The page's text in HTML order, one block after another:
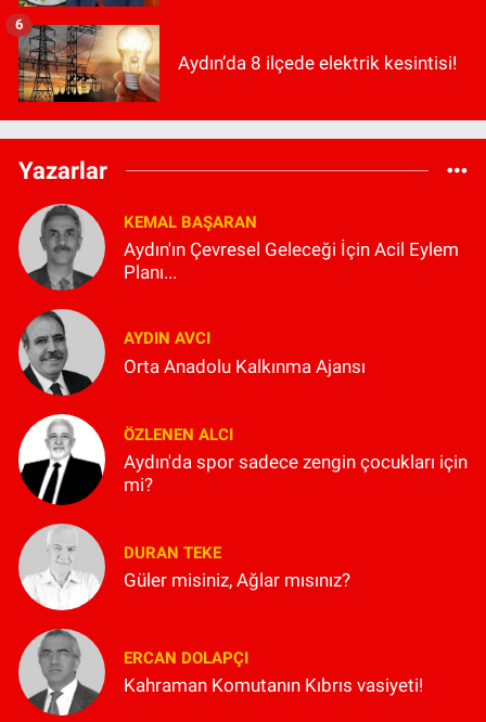
Aydın’da 8 ilçede elektrik kesintisi!
6
Yazarlar
KEMAL BAŞARAN
Aydın'ın Çevresel Geleceği İçin Acil Eylem
Planı...
AYDIN AVCI
Orta Anadolu Kalkınma Ajansı
ÖZLENEN ALCI
Aydın'da spor sadece zengin çocukları için
mi?
DURAN TEKE
Güler misiniz, Ağlar mısınız?
ERCAN DOLAPÇI
Kahraman Komutanın Kıbrıs vasiyeti!